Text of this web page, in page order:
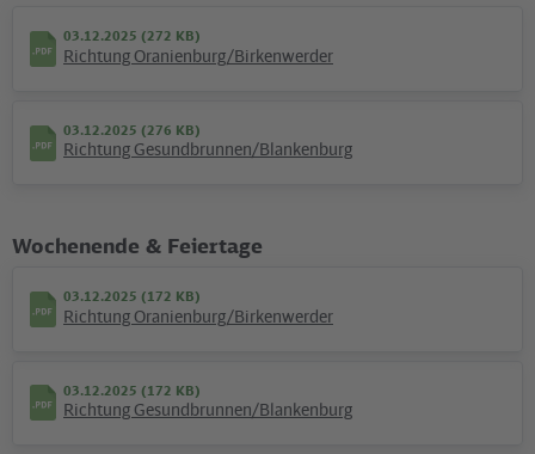
03.12.2025 (272 KB)
Richtung Oranienburg/Birkenwerder
03.12.2025 (276 KB)
Richtung Gesundbrunnen/Blankenburg
Wochenende & Feiertage
03.12.2025 (172 KB)
Richtung Oranienburg/Birkenwerder
03.12.2025 (172 KB)
Richtung Gesundbrunnen/Blankenburg
Ausflüge & News
Wo Haltung zeigen "hot" ist
Gelebte Toleranz und tiefe Trauer: VBB und